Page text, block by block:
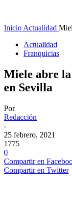
Inicio Actualidad
Actualidad
Franquicias
Miele abre
en Sevilla
Por
Redacción
-
25 febrero, 2021
1775
0
Compartir en
Compartir en Twitter